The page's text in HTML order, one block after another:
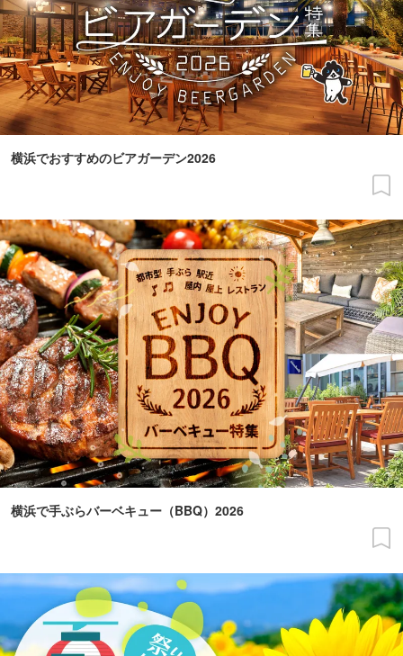
横浜でおすすめのビアガーデン2026
横浜で手ぶらバーベキュー（BBQ）2026